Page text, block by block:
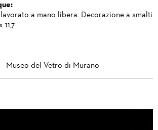
a mano libera. Decorazione a smalti
- Museo del Vetro di Murano